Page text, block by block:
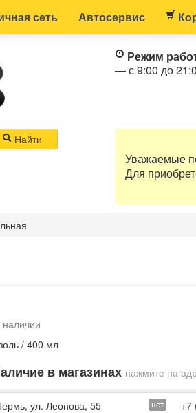
сеть Автосервис
Режим
— с 9:00 до
Найти
Уважаемые
Для
наличии
/ 400 мл
в магазинах нажмите на
ул. Леонова, 55 нет +7